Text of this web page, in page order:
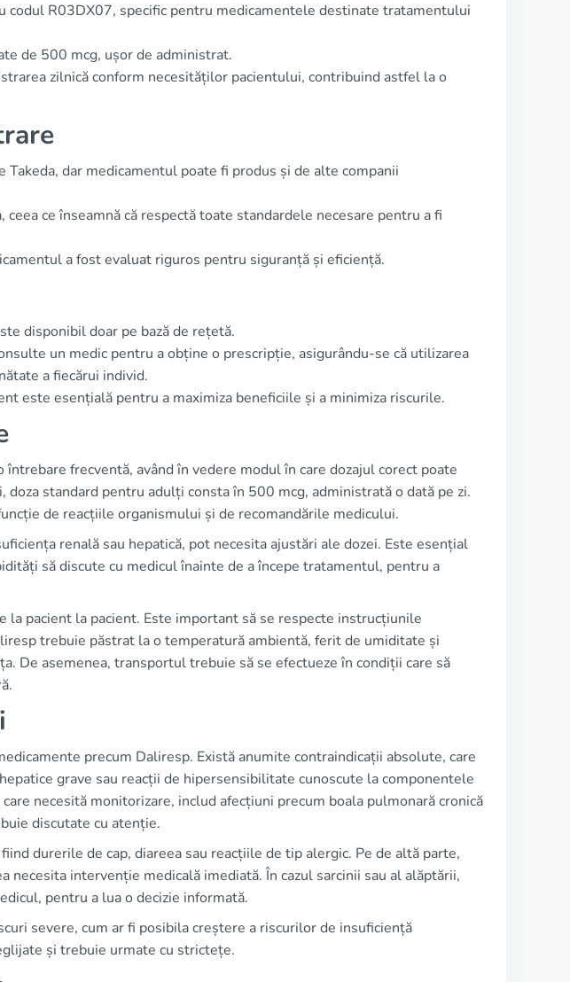
codul R03DX07, specific pentru medicamentele destinate tratamentului
de 500 mcg, ușor de administrat.
zilnică conform necesităților pacientului, contribuind astfel la o
dar medicamentul poate fi produs și de alte companii
ce înseamnă că respectă toate standardele necesare pentru a fi
a fost evaluat riguros pentru siguranță și eficiență.
disponibil doar pe bază de rețetă.
un medic pentru a obține o prescripție, asigurându-se că utilizarea
a fiecărui individ.
este esențială pentru a maximiza beneficiile și a minimiza riscurile.
frecventă, având în vedere modul în care dozajul corect poate
standard pentru adulți consta în 500 mcg, administrată o dată pe zi.
de reacțiile organismului și de recomandările medicului.
renală sau hepatică, pot necesita ajustări ale dozei. Este esențial
să discute cu medicul înainte de a începe tratamentul, pentru a
la pacient la pacient. Este important să se respecte instrucțiunile
trebuie păstrat la o temperatură ambientă, ferit de umiditate și
De asemenea, transportul trebuie să se efectueze în condiții care să
precum Daliresp. Există anumite contraindicații absolute, care
grave sau reacții de hipersensibilitate cunoscute la componentele
necesită monitorizare, includ afecțiuni precum boala pulmonară cronică
discutate cu atenție.
durerile de cap, diareea sau reacțiile de tip alergic. Pe de altă parte,
necesita intervenție medicală imediată. În cazul sarcinii sau al alăptării,
pentru a lua o decizie informată.
severe, cum ar fi posibila creștere a riscurilor de insuficiență
și trebuie urmate cu strictețe.